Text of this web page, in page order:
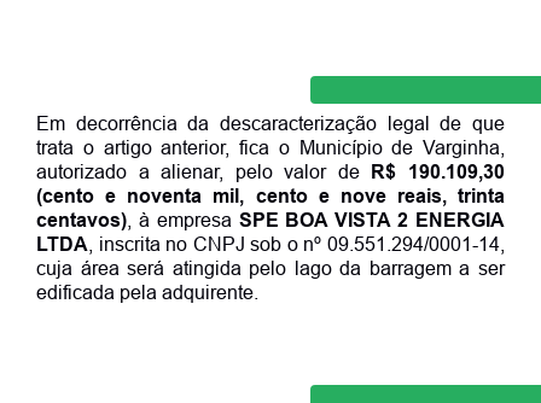
Em decorrência da descaracterização legal de que
trata o artigo anterior, fica o Município de Varginha,
autorizado a alienar, pelo valor de
R$ 190.109,30
(cento e noventa mil, cento e nove reais, trinta
centavos) , à empresa SPE BOA VISTA 2 ENERGIA
LTDA , inscrita no CNPJ sob o nº 09.551.294/0001-14,
cuja área será atingida pelo lago da barragem a ser
edificada pela adquirente.